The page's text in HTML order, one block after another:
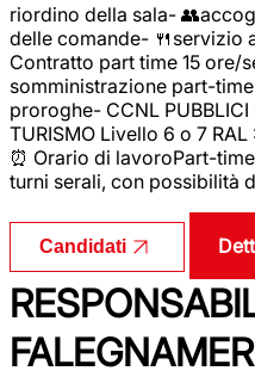
riordino della sala-
delle comande- 🍴servizio
Contratto part time 15 ore/
somministrazione part-
proroghe- CCNL PUBBLICI
TURISMO Livello 6 o 7
⏰ Orario di lavoroPart-
turni serali, con possibilità
Candidati